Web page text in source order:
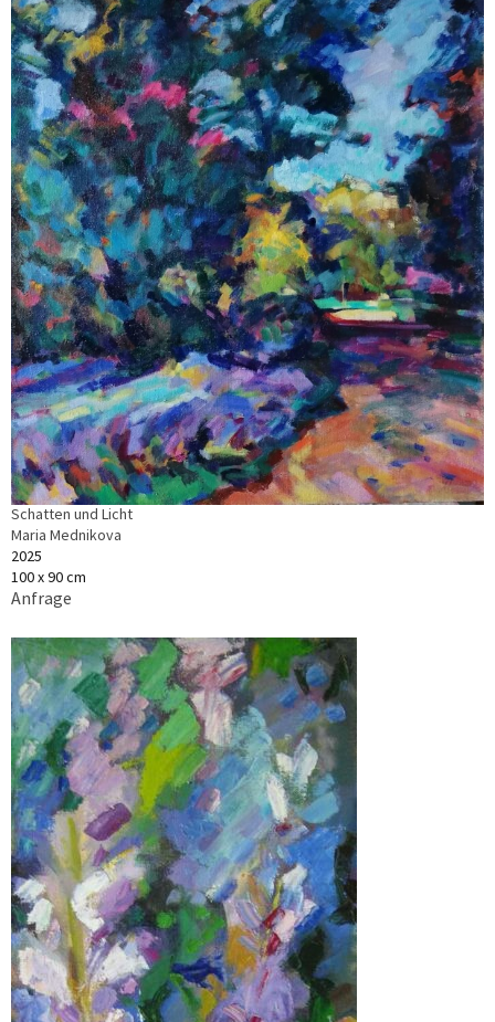
Schatten und Licht
Maria Mednikova
2025
100 x 90 cm
Anfrage